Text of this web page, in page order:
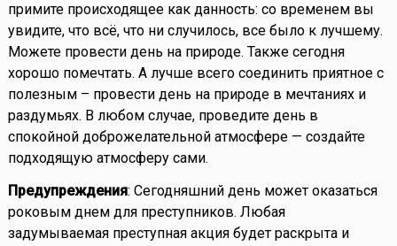
примите происходящее как данность: со временем вы
увидите, что всё, что ни случилось, все было к лучшему.
Можете провести день на природе. Также сегодня
хорошо помечтать. А лучше всего соединить приятное с
полезным – провести день на природе в мечтаниях и
раздумьях. В любом случае, проведите день в
спокойной доброжелательной атмосфере — создайте
подходящую атмосферу сами.
Предупреждения: Сегодняшний день может оказаться
роковым днем для преступников. Любая
задумываемая преступная акция будет раскрыта и